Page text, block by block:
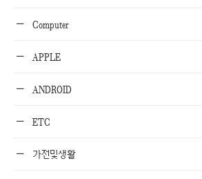
Computer
APPLE
ANDROID
ETC
가전및생활